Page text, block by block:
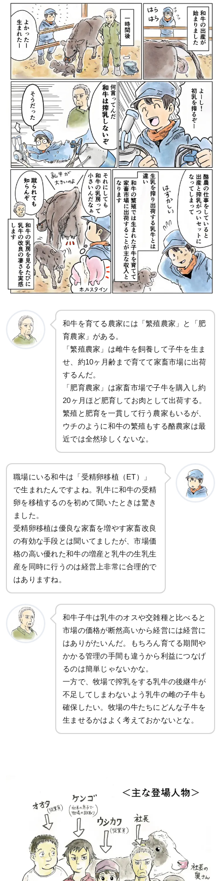
和牛を育てる農家には「繁殖農家」と「肥
育農家」がある。
「繁殖農家」は雌牛を飼養して子牛を生ま
せ、約10ヶ月齢まで育てて家畜市場に出荷
するんだ。
「肥育農家」は家畜市場で子牛を購入し約
20ヶ月ほど肥育してお肉として出荷する。
繁殖と肥育を一貫して行う農家もいるが、
ウチのように和牛の繁殖もする酪農家は最
近では全然珍しくないな。
職場にいる和牛は「受精卵移植（ET）」
で生まれたんですよね。乳牛に和牛の受精
卵を移植するのを初めて聞いたときは驚き
ました。
受精卵移植は優良な家畜を増やす家畜改良
の有効な手段とは聞いてましたが、市場価
格の高い優れた和牛の増産と乳牛の生乳生
産を同時に行うのは経営上非常に合理的で
はありますね。
和牛子牛は乳牛のオスや交雑種と比べると
市場の価格が断然高いから経営には経営に
はありがたいんだ。もちろん育てる期間や
かかる管理の手間も違うから利益につなげ
るのは簡単じゃないかな。
一方で、牧場で搾乳をする乳牛の後継牛が
不足してしまわないよう乳牛の雌の子牛も
確保したい。牧場の牛たちにどんな子牛を
生ませるかはよく考えておかないとな。